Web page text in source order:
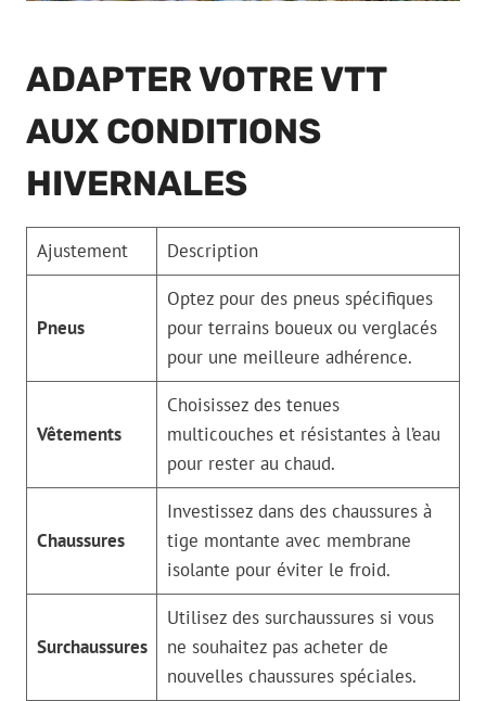
ADAPTER VOTRE VTT
AUX CONDITIONS
HIVERNALES
Ajustement Description
Pneus
Optez pour des pneus spécifiques
pour terrains boueux ou verglacés
pour une meilleure adhérence.
Vêtements
Choisissez des tenues
multicouches et résistantes à l’eau
pour rester au chaud.
Chaussures
Investissez dans des chaussures à
tige montante avec membrane
isolante pour éviter le froid.
Surchaussures
Utilisez des surchaussures si vous
ne souhaitez pas acheter de
nouvelles chaussures spéciales.